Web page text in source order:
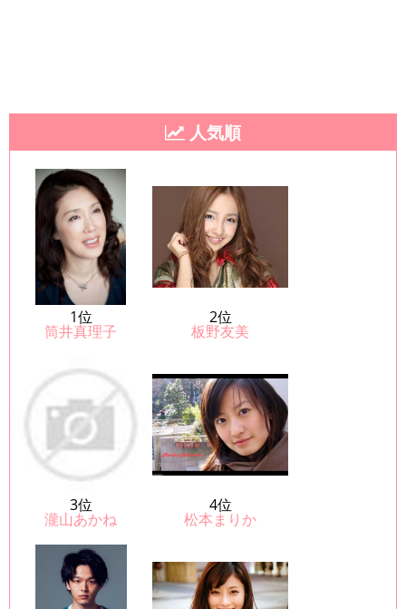
人気順
1位
筒井真理子
2位
板野友美
3位
瀧山あかね
4位
松本まりか